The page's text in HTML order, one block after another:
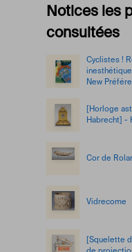
Notices les
consultées
Cyclistes !
New
[Horloge
Habrecht] -
Cor de
Vidrecome
[Squelette